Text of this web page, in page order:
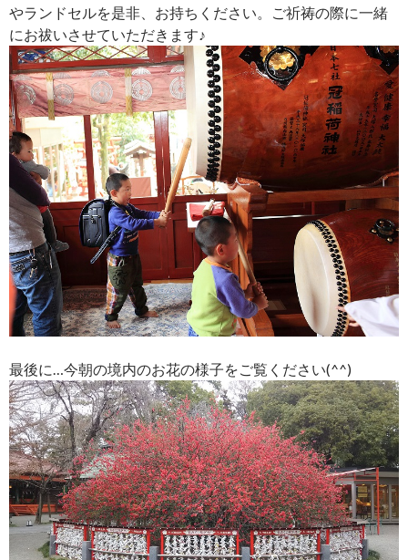
やランドセルを是非、お持ちください。ご祈祷の際に一緒
にお祓いさせていただきます♪
最後に…今朝の境内のお花の様子をご覧ください(^^)